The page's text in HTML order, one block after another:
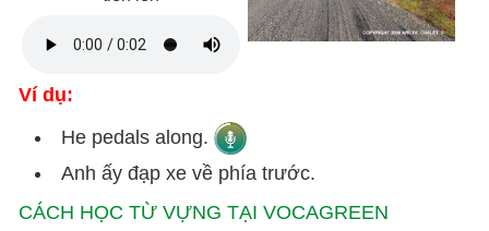
Ví dụ:
He pedals along.
Anh ấy đạp xe về phía trước.
CÁCH HỌC TỪ VỰNG TẠI VOCAGREEN